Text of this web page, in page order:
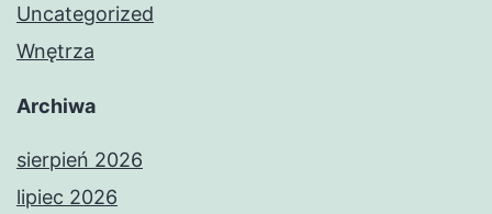
Uncategorized
Wnętrza
Archiwa
sierpień 2026
lipiec 2026